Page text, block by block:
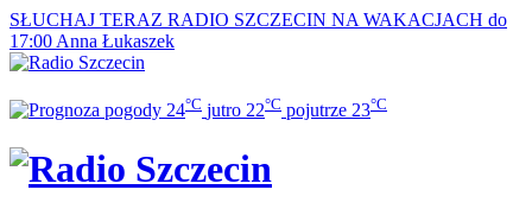
SŁUCHAJ TERAZ RADIO SZCZECIN NA WAKACJACH do
17:00 Anna Łukaszek
24°C jutro 22°C pojutrze 23°C